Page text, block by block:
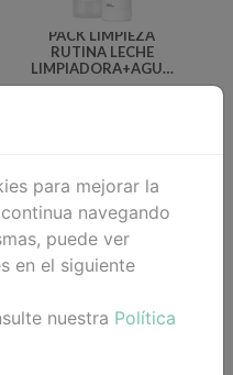
PACK LIMPIEZA
RUTINA LECHE
LIMPIADORA+AGUA
MICELLAR
para mejorar la
navegando
puede ver
en el siguiente
nuestra Política